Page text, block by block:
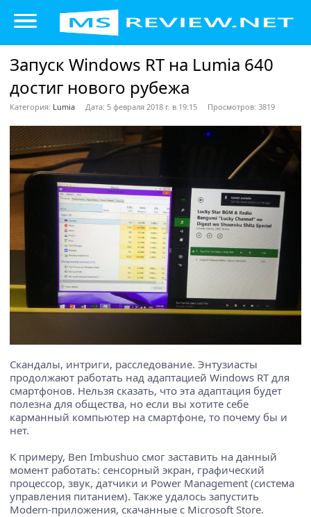
Запуск Windows RT на Lumia 640
достиг нового рубежа
Категория: Lumia Дата: 5 февраля 2018 г. в 19:15 Просмотров: 3819
Скандалы, интриги, расследование. Энтузиасты
продолжают работать над адаптацией Windows RT для
смартфонов. Нельзя сказать, что эта адаптация будет
полезна для общества, но если вы хотите себе
карманный компьютер на смартфоне, то почему бы и
нет.
К примеру, Ben Imbushuo смог заставить на данный
момент работать: сенсорный экран, графический
процессор, звук, датчики и Power Management (система
управления питанием). Также удалось запустить
Modern-приложения, скачанные с Microsoft Store.